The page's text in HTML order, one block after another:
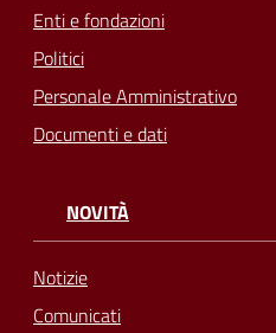
Enti e fondazioni
Politici
Personale Amministrativo
Documenti e dati
NOVITÀ
Notizie
Comunicati